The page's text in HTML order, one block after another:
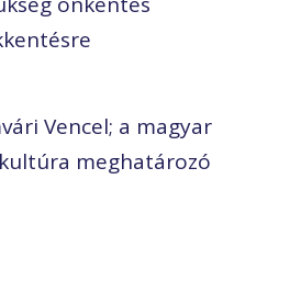
Vencel; a magyar
meghatározó